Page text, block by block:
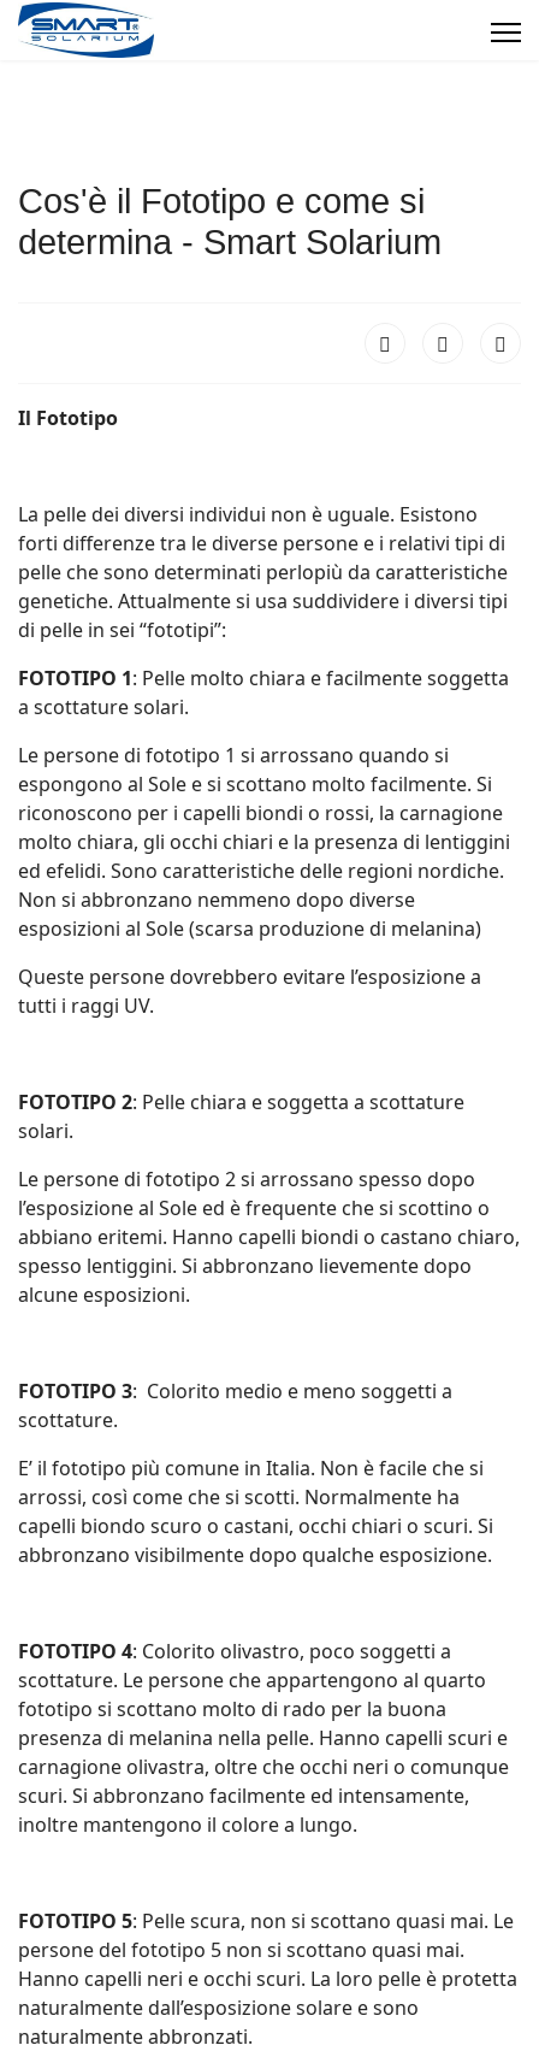
Cos'è il Fototipo e come si
determina - Smart Solarium
Il Fototipo
La pelle dei diversi individui non è uguale. Esistono
forti differenze tra le diverse persone e i relativi tipi di
pelle che sono determinati perlopiù da caratteristiche
genetiche. Attualmente si usa suddividere i diversi tipi
di pelle in sei “fototipi”:
FOTOTIPO 1: Pelle molto chiara e facilmente soggetta
a scottature solari.
Le persone di fototipo 1 si arrossano quando si
espongono al Sole e si scottano molto facilmente. Si
riconoscono per i capelli biondi o rossi, la carnagione
molto chiara, gli occhi chiari e la presenza di lentiggini
ed efelidi. Sono caratteristiche delle regioni nordiche.
Non si abbronzano nemmeno dopo diverse
esposizioni al Sole (scarsa produzione di melanina)
Queste persone dovrebbero evitare l’esposizione a
tutti i raggi UV.
FOTOTIPO 2: Pelle chiara e soggetta a scottature
solari.
Le persone di fototipo 2 si arrossano spesso dopo
l’esposizione al Sole ed è frequente che si scottino o
abbiano eritemi. Hanno capelli biondi o castano chiaro,
spesso lentiggini. Si abbronzano lievemente dopo
alcune esposizioni.
FOTOTIPO 3: Colorito medio e meno soggetti a
scottature.
E’ il fototipo più comune in Italia. Non è facile che si
arrossi, così come che si scotti. Normalmente ha
capelli biondo scuro o castani, occhi chiari o scuri. Si
abbronzano visibilmente dopo qualche esposizione.
FOTOTIPO 4: Colorito olivastro, poco soggetti a
scottature. Le persone che appartengono al quarto
fototipo si scottano molto di rado per la buona
presenza di melanina nella pelle. Hanno capelli scuri e
carnagione olivastra, oltre che occhi neri o comunque
scuri. Si abbronzano facilmente ed intensamente,
inoltre mantengono il colore a lungo.
FOTOTIPO 5: Pelle scura, non si scottano quasi mai. Le
persone del fototipo 5 non si scottano quasi mai.
Hanno capelli neri e occhi scuri. La loro pelle è protetta
naturalmente dall’esposizione solare e sono
naturalmente abbronzati.